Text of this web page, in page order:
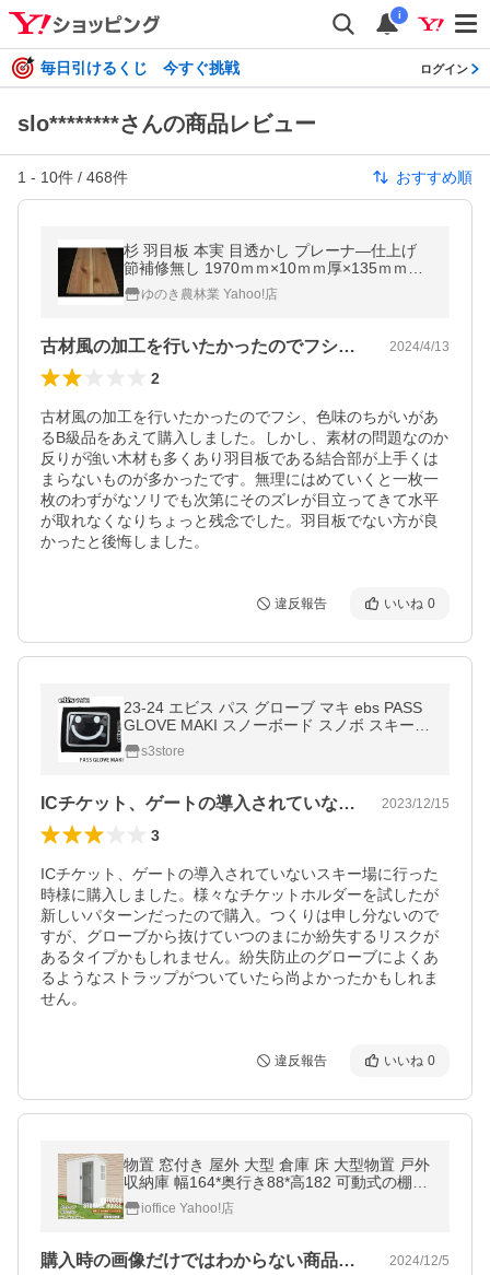
i
毎日引けるくじ 今すぐ挑戦 ログイン
slo********さんの商品レビュー
1 - 10件 / 468件 おすすめ順
杉 羽目板 本実 目透かし プレーナ―仕上げ
節補修無し 1970ｍｍ×10ｍｍ厚×135ｍｍ幅
24枚（2坪入）
ゆのき農林業 Yahoo!店
古材風の加工を行いたかったのでフシ、色… 2024/4/13
2
古材風の加工を行いたかったのでフシ、色味のちがいがあ
るB級品をあえて購入しました。しかし、素材の問題なのか
反りが強い木材も多くあり羽目板である結合部が上手くは
まらないものが多かったです。無理にはめていくと一枚一
枚のわずがなソリでも次第にそのズレが目立ってきて水平
が取れなくなりちょっと残念でした。羽目板でない方が良
かったと後悔しました。
違反報告 いいね 0
23-24 エビス パス グローブ マキ ebs PASS
GLOVE MAKI スノーボード スノボ スキー
パスケース リフト券 SNOWBOARD 2024 カ
ラー:Black
s3store
ICチケット、ゲートの導入されていない… 2023/12/15
3
ICチケット、ゲートの導入されていないスキー場に行った
時様に購入しました。様々なチケットホルダーを試したが
新しいパターンだったので購入。つくりは申し分ないので
すが、グローブから抜けていつのまにか紛失するリスクが
あるタイプかもしれません。紛失防止のグローブによくあ
るようなストラップがついていたら尚よかったかもしれま
せん。
違反報告 いいね 0
物置 窓付き 屋外 大型 倉庫 床 大型物置 戸外
収納庫 幅164*奥行き88*高182 可動式の棚付
き 物置 防水/耐侯 頑丈 大容量 スチール クリ
スマス
ioffice Yahoo!店
購入時の画像だけではわからない商品でし… 2024/12/5